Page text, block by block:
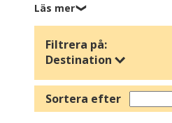
eller lugna dagar vid kusten
En höstvistelse är också
storstädernas museer,
upplevelser med avkoppling.
Läs mer❯
Filtrera på:
Destination
Sortera efter